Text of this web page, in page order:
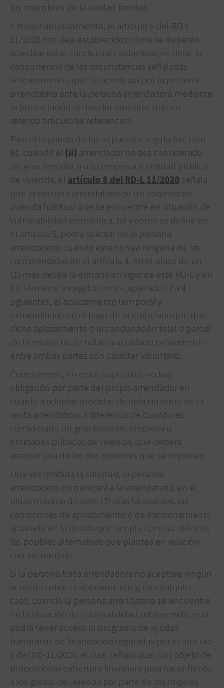
los miembros de la unidad familiar.
A mayor abundamiento, el artículo 6 del RD-L
11/2020 nos deja establecidos cómo se deberán
acreditar estas condiciones subjetivas, es decir, la
concurrencia de las circunstancias señaladas
anteriormente, que se acreditará por la persona
arrendataria ante la persona arrendadora mediante
la presentación de los documentos que en
referido artículo se referencian.
Para el segundo de los supuestos regulados, esto
es, cuando el (ii) arrendador no sea considerado
un gran tenedor o una empresa o entidad pública
de vivienda, el artículo 8 del RD-L 11/2020 señala
que la persona arrendataria de un contrato de
vivienda habitual que se encuentre en situación de
vulnerabilidad económica, tal y como se define en
el artículo 5, podrá solicitar de la persona
arrendadora, cuando esta no sea ninguna de las
comprendidas en el artículo 4, en el plazo de un
(1) mes desde la entrada en vigor de este RD-L y en
los términos recogidos en los apartados 2 a 4
siguientes, el aplazamiento temporal y
extraordinario en el pago de la renta, siempre que
dicho aplazamiento o la condonación total o parcial
de la misma no se hubiera acordado previamente
entre ambas partes con carácter voluntario.
Como vemos, en estos supuestos no hay
obligación por parte del propio arrendador en
cuanto a adoptar medidas de aplazamiento de la
renta arrendaticia, a diferencia de cuando es
considerado un gran tenedor, empresa o
entidades públicas de vivienda, que deberá
aceptar una de las dos opciones que se imponen.
Una vez recibida la solicitud, la persona
arrendadora comunicará a la arrendataria, en el
plazo máximo de siete (7) días laborables, las
condiciones de aplazamiento o de fraccionamiento
aplazado de la deuda que acepta o, en su defecto,
las posibles alternativas que plantea en relación
con las mismas.
Si la persona física arrendadora no aceptare ningún
acuerdo sobre el aplazamiento y, en cualquier
caso, cuando la persona arrendataria se encuentre
en la situación de vulnerabilidad sobrevenida, esta
podrá tener acceso al programa de ayudas
transitorias de financiación reguladas por el artículo
9 del RD-11/2020, el cual señala que, con objeto de
proporcionar cobertura financiera para hacer frente
a los gastos de vivienda por parte de los hogares